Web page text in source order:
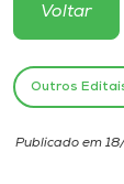
Portal de
Unoesc
Voltar
Outros
Publicado em